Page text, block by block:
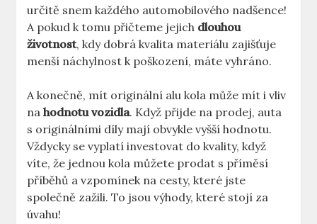
určitě snem každého automobilového nadšence!
A pokud k tomu přičteme jejich dlouhou
životnost, kdy dobrá kvalita materiálu zajišťuje
menší náchylnost k poškození, máte vyhráno.
A konečně, mít originální alu kola může mít i vliv
nahodnotu vozidla. Když přijde na prodej, auta
s originálními díly mají obvykle vyšší hodnotu.
Vždycky se vyplatí investovat do kvality, když
víte, že jednou kola můžete prodat s příměsí
příběhů a vzpomínek na cesty, které jste
společně zažili. To jsou výhody, které stojí za
úvahu!